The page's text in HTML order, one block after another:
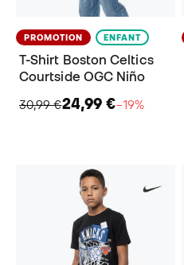
PROMOTION ENFANT
T-Shirt Boston Celtics
Courtside OGC Niño
30,99 €24,99 €−19%